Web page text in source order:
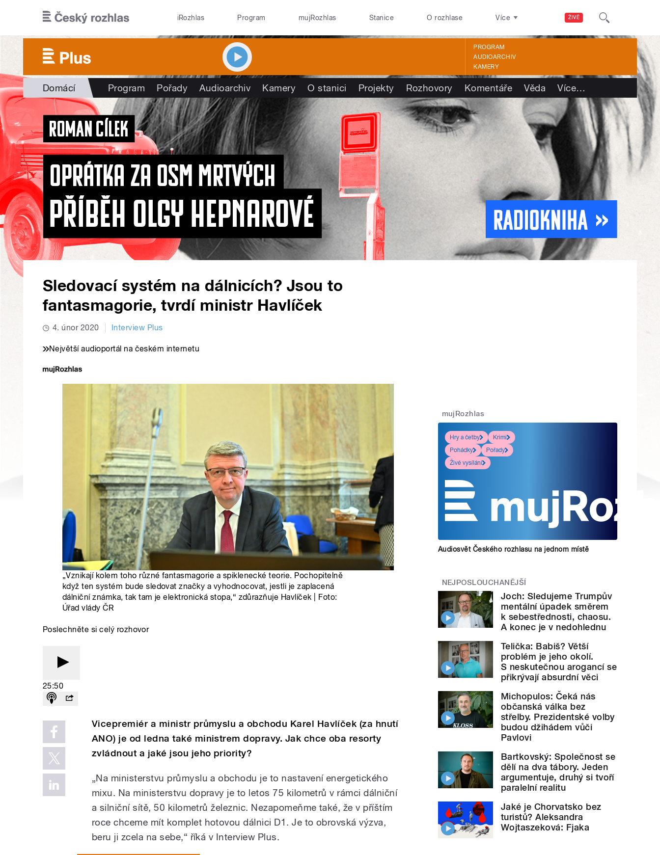
ŽIVĚ
iRozhlas Program mujRozhlas Stanice O rozhlase Více
PROGRAM
AUDIOARCHIV
KAMERY
Domácí Program Pořady Audioarchiv Kamery O stanici Projekty Rozhovory Komentáře Věda Více…
Sledovací systém na dálnicích? Jsou to
fantasmagorie, tvrdí ministr Havlíček
4. únor 2020 Interview Plus
Největší audioportál na českém internetu
„Vznikají kolem toho různé fantasmagorie a spiklenecké teorie. Pochopitelně
když ten systém bude sledovat značky a vyhodnocovat, jestli je zaplacená
dálniční známka, tak tam je elektronická stopa,“ zdůrazňuje Havlíček | Foto:
Úřad vlády ČR
Poslechněte si celý rozhovor
25:50
Vicepremiér a ministr průmyslu a obchodu Karel Havlíček (za hnutí
ANO) je od ledna také ministrem dopravy. Jak chce oba resorty
zvládnout a jaké jsou jeho priority?
„Na ministerstvu průmyslu a obchodu je to nastavení energetického
mixu. Na ministerstvu dopravy je to letos 75 kilometrů v rámci dálniční
a silniční sítě, 50 kilometrů železnic. Nezapomeňme také, že v příštím
roce chceme mít komplet hotovou dálnici D1. Je to obrovská výzva,
beru ji zcela na sebe,“ říká v Interview Plus.
mujRozhlas
Hry a četby
Krimi
Pohádky
Pořady
Živé vysílání
Audiosvět Českého rozhlasu na jednom místě
NEJPOSLOUCHANĚJŠÍ
Joch: Sledujeme Trumpův
mentální úpadek směrem
k sebestřednosti, chaosu.
A konec je v nedohlednu
Telička: Babiš? Větší
problém je jeho okolí.
S neskutečnou arogancí se
přikrývají absurdní věci
Michopulos: Čeká nás
občanská válka bez
střelby. Prezidentské volby
budou džihádem vůči
Pavlovi
Bartkovský: Společnost se
dělí na dva tábory. Jeden
argumentuje, druhý si tvoří
paralelní realitu
Jaké je Chorvatsko bez
turistů? Aleksandra
Wojtaszeková: Fjaka